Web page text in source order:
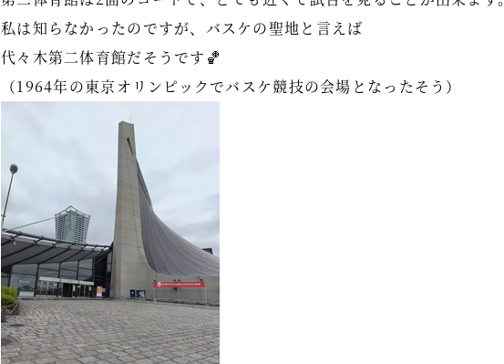
私は知らなかったのですが、バスケの聖地と言えば
代々木第二体育館だそうです🏀
（1964年の東京オリンピックでバスケ競技の会場となったそう）